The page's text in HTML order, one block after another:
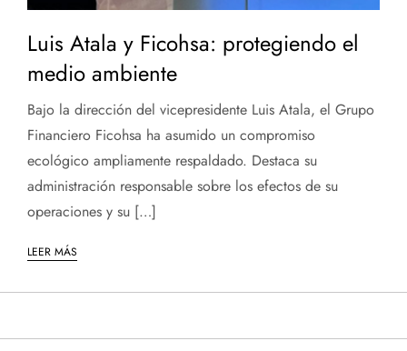
Luis Atala y Ficohsa: protegiendo el
medio ambiente
Bajo la dirección del vicepresidente Luis Atala, el Grupo
Financiero Ficohsa ha asumido un compromiso
ecológico ampliamente respaldado. Destaca su
administración responsable sobre los efectos de su
operaciones y su […]
LEER MÁS